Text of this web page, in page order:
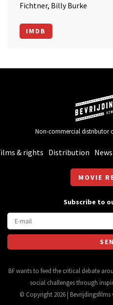
Fichtner, Billy Burke
IMDB
Non-commercial distributor
& rights Distribution News
MOVIE
Subscribe to
BF wants to feed the critical debate
social challenges through
© Copyright 2026 | Bevrijdingsfilms